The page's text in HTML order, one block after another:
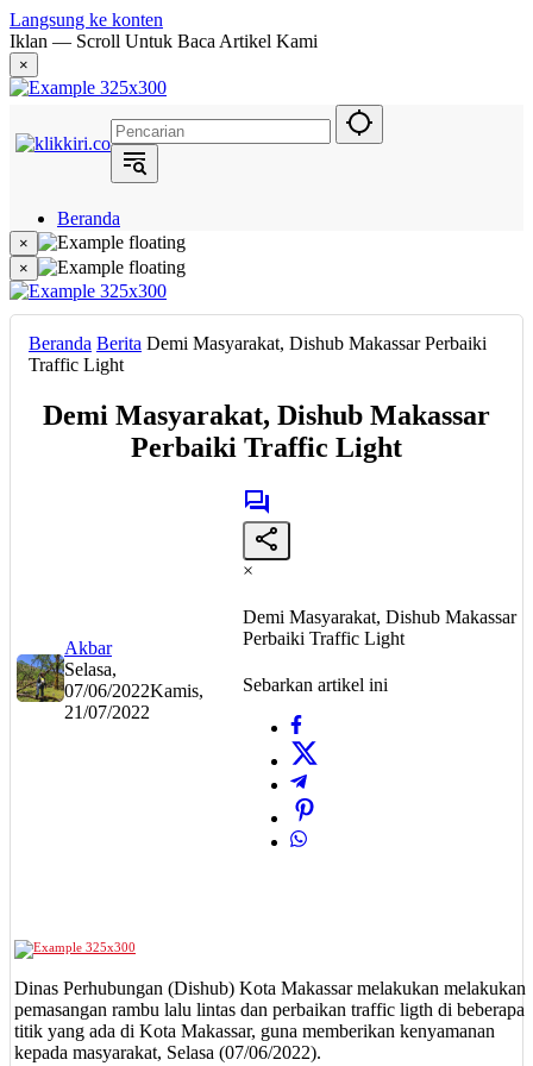
Langsung ke konten
Iklan — Scroll Untuk Baca Artikel Kami
×
Beranda
Hukum
Berita
Politik
Narasi
Metropolis
Eksekutif
×
×
Beranda Berita Demi Masyarakat, Dishub Makassar Perbaiki
Traffic Light
Demi Masyarakat, Dishub Makassar
Perbaiki Traffic Light
Akbar
Selasa,
07/06/2022Kamis,
21/07/2022
×
Demi Masyarakat, Dishub Makassar
Perbaiki Traffic Light
Sebarkan artikel ini
Dinas Perhubungan (Dishub) Kota Makassar melakukan melakukan
pemasangan rambu lalu lintas dan perbaikan traffic ligth di beberapa
titik yang ada di Kota Makassar, guna memberikan kenyamanan
kepada masyarakat, Selasa (07/06/2022).